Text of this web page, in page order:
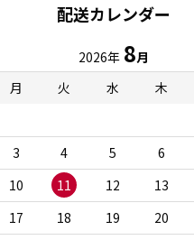
配送カレンダー
2026年 8月
月 火 水 木
3 4 5 6
10 11 12 13
17 18 19 20